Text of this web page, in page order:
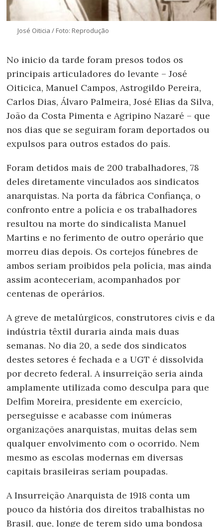
José Oiticia / Foto: Reprodução
No inicio da tarde foram presos todos os
principais articuladores do levante – José
Oiticica, Manuel Campos, Astrogildo Pereira,
Carlos Dias, Álvaro Palmeira, José Elias da Silva,
João da Costa Pimenta e Agripino Nazaré – que
nos dias que se seguiram foram deportados ou
expulsos para outros estados do país.
Foram detidos mais de 200 trabalhadores, 78
deles diretamente vinculados aos sindicatos
anarquistas. Na porta da fábrica Confiança, o
confronto entre a polícia e os trabalhadores
resultou na morte do sindicalista Manuel
Martins e no ferimento de outro operário que
morreu dias depois. Os cortejos fúnebres de
ambos seriam proibidos pela polícia, mas ainda
assim aconteceriam, acompanhados por
centenas de operários.
A greve de metalúrgicos, construtores civis e da
indústria têxtil duraria ainda mais duas
semanas. No dia 20, a sede dos sindicatos
destes setores é fechada e a UGT é dissolvida
por decreto federal. A insurreição seria ainda
amplamente utilizada como desculpa para que
Delfim Moreira, presidente em exercício,
perseguisse e acabasse com inúmeras
organizações anarquistas, muitas delas sem
qualquer envolvimento com o ocorrido. Nem
mesmo as escolas modernas em diversas
capitais brasileiras seriam poupadas.
A Insurreição Anarquista de 1918 conta um
pouco da história dos direitos trabalhistas no
Brasil, que, longe de terem sido uma bondosa